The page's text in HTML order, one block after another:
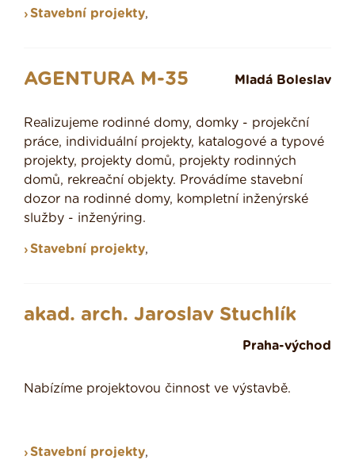
Stavební projekty,
AGENTURA M-35 Mladá Boleslav
Realizujeme rodinné domy, domky - projekční
práce, individuální projekty, katalogové a typové
projekty, projekty domů, projekty rodinných
domů, rekreační objekty. Provádíme stavební
dozor na rodinné domy, kompletní inženýrské
služby - inženýring.
Stavební projekty,
akad. arch. Jaroslav Stuchlík
Praha-východ
Nabízíme projektovou činnost ve výstavbě.
Stavební projekty,